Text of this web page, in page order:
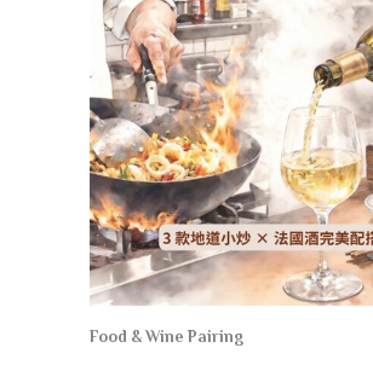
Food & Wine Pairing